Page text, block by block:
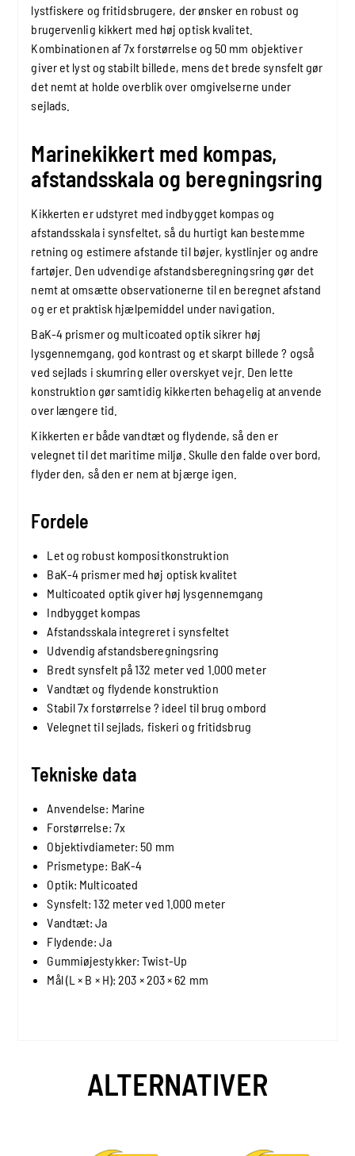
lystfiskere og fritidsbrugere, der ønsker en robust og
brugervenlig kikkert med høj optisk kvalitet.
Kombinationen af 7x forstørrelse og 50 mm objektiver
giver et lyst og stabilt billede, mens det brede synsfelt gør
det nemt at holde overblik over omgivelserne under
sejlads.
Marinekikkert med kompas,
afstandsskala og beregningsring
Kikkerten er udstyret med indbygget kompas og
afstandsskala i synsfeltet, så du hurtigt kan bestemme
retning og estimere afstande til bøjer, kystlinjer og andre
fartøjer. Den udvendige afstandsberegningsring gør det
nemt at omsætte observationerne til en beregnet afstand
og er et praktisk hjælpemiddel under navigation.
BaK-4 prismer og multicoated optik sikrer høj
lysgennemgang, god kontrast og et skarpt billede ? også
ved sejlads i skumring eller overskyet vejr. Den lette
konstruktion gør samtidig kikkerten behagelig at anvende
over længere tid.
Kikkerten er både vandtæt og flydende, så den er
velegnet til det maritime miljø. Skulle den falde over bord,
flyder den, så den er nem at bjærge igen.
Fordele
Let og robust kompositkonstruktion
BaK-4 prismer med høj optisk kvalitet
Multicoated optik giver høj lysgennemgang
Indbygget kompas
Afstandsskala integreret i synsfeltet
Udvendig afstandsberegningsring
Bredt synsfelt på 132 meter ved 1.000 meter
Vandtæt og flydende konstruktion
Stabil 7x forstørrelse ? ideel til brug ombord
Velegnet til sejlads, fiskeri og fritidsbrug
Tekniske data
Anvendelse: Marine
Forstørrelse: 7x
Objektivdiameter: 50 mm
Prismetype: BaK-4
Optik: Multicoated
Synsfelt: 132 meter ved 1.000 meter
Vandtæt: Ja
Flydende: Ja
Gummiøjestykker: Twist-Up
Mål (L × B × H): 203 × 203 × 62 mm
ALTERNATIVER